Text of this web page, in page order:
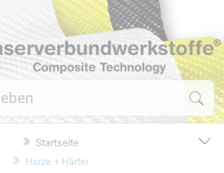
Startseite
Harze + Härter